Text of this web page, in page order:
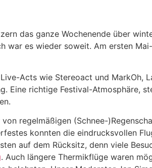
das ganze Wochenende über
war es wieder soweit. Am ersten
Acts wie Stereoact und MarkOh,
Eine richtige Festival-Atmosphäre,
regelmäßigen (Schnee-
konnten die eindrucksvollen
auf dem Rücksitz, denn viele
. Auch längere Thermikflüge waren